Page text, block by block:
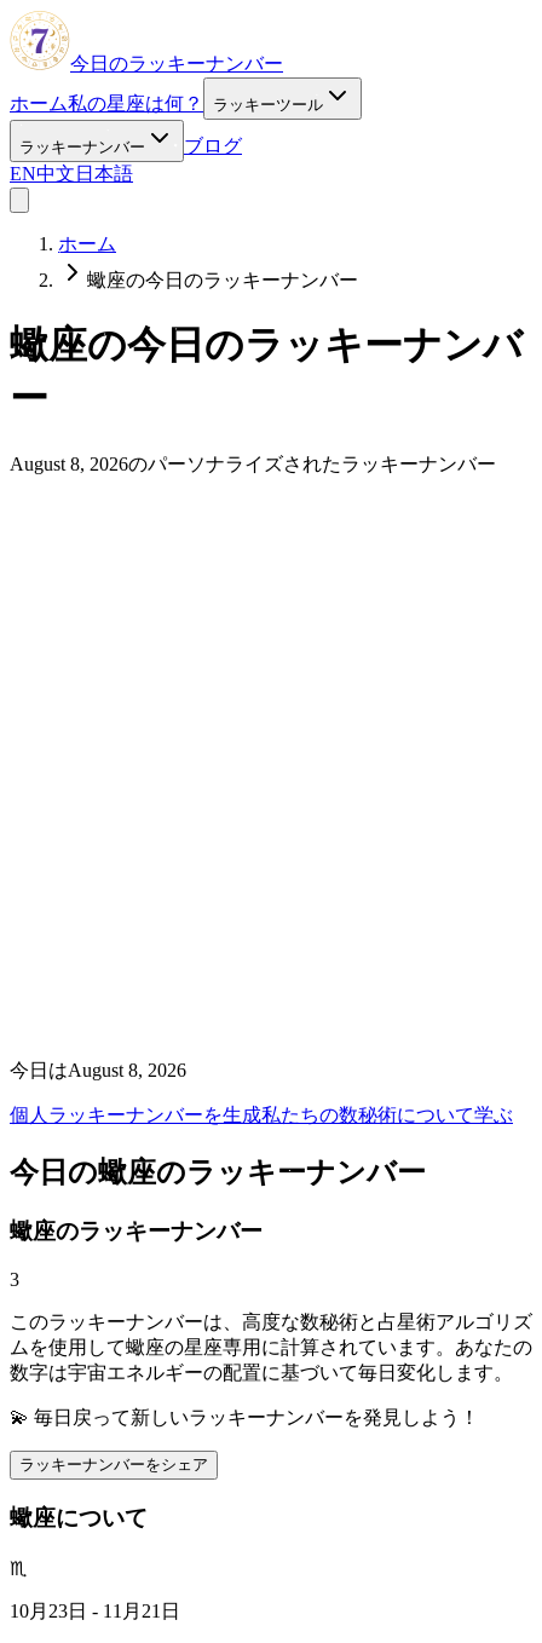
今日のラッキーナンバー
ホーム私の星座は何？ ラッキーツール
ラッキーナンバー
ブログ
EN中文 日本語
ホーム
蠍座の今日のラッキーナンバー
蠍座の今日のラッキーナンバ
ー
August 8, 2026のパーソナライズされたラッキーナンバー
今日はAugust 8, 2026
個人ラッキーナンバーを生成私たちの数秘術について学ぶ
今日の蠍座のラッキーナンバー
蠍座のラッキーナンバー
3
このラッキーナンバーは、高度な数秘術と占星術アルゴリズ
ムを使用して蠍座の星座専用に計算されています。あなたの
数字は宇宙エネルギーの配置に基づいて毎日変化します。
💫 毎日戻って新しいラッキーナンバーを発見しよう！
ラッキーナンバーをシェア
蠍座について
♏
10月23日 - 11月21日